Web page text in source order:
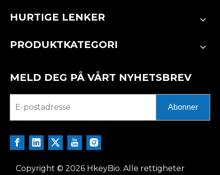
HURTIGE LENKER
PRODUKTKATEGORI
MELD DEG PÅ VÅRT NYHETSBREV
Abonner
Copyright © 2026 HkeyBio. Alle rettigheter